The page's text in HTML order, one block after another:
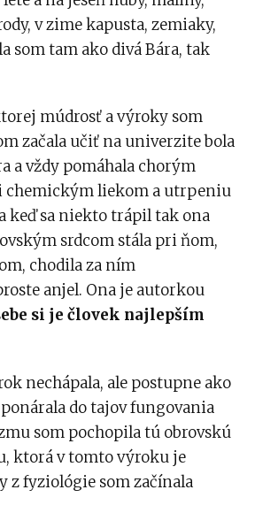
v zime kapusta, zemiaky,
som tam ako divá Bára, tak
múdrosť a výroky som
začala učiť na univerzite bola
a vždy pomáhala chorým
chemickým liekom a utrpeniu
keď sa niekto trápil tak ona
srdcom stála pri ňom,
chodila za ním
anjel. Ona je autorkou
si je človek najlepším
nechápala, ale postupne ako
ponárala do tajov fungovania
som pochopila tú obrovskú
ktorá v tomto výroku je
z fyziológie som začínala